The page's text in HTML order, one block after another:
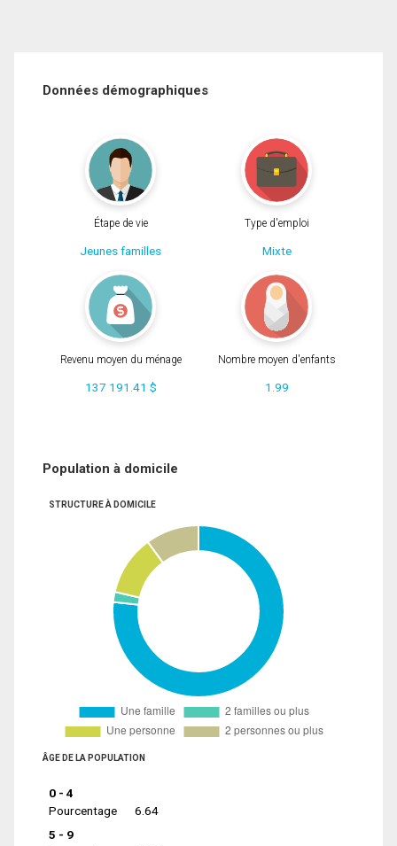
Données démographiques
Étape de vie
Jeunes familles
Type d'emploi
Mixte
Revenu moyen du ménage
137 191.41 $
Nombre moyen d'enfants
1.99
Population à domicile
STRUCTURE À DOMICILE
ÂGE DE LA POPULATION
0 - 4
Pourcentage
6.64
5 - 9